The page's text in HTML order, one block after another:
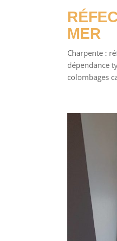
MER
Charpente :
dépendance
colombages